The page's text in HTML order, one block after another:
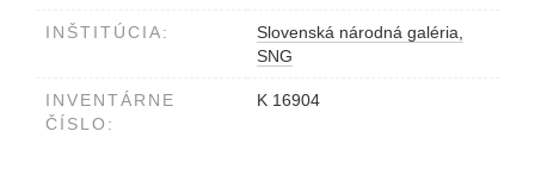
INŠTITÚCIA:
Slovenská národná galéria,
SNG
INVENTÁRNE
ČÍSLO:
K 16904